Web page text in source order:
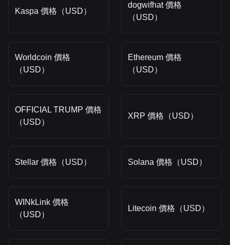
Kaspa 價格（USD）
dogwifhat 價格
（USD）
Worldcoin 價格
（USD）
Ethereum 價格
（USD）
OFFICIAL TRUMP 價格
（USD）
XRP 價格（USD）
Stellar 價格（USD） Solana 價格（USD）
WINkLink 價格
（USD）
Litecoin 價格（USD）